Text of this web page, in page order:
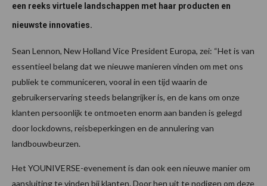
een reeks virtuele landschappen met haar producten en
nieuwste innovaties.
Sean Lennon, New Holland Vice President Europa, zei: “Het is van
essentieel belang dat we nieuwe manieren vinden om met ons
publiek te communiceren, vooral in een tijd waarin de
gebruikerservaring steeds belangrijker is, en de kans om onze
klanten persoonlijk te ontmoeten enorm aan banden is gelegd
door lockdowns, reisbeperkingen en de annulering van
landbouwbeurzen.
Het YOUNIVERSE-evenement is dan ook een nieuwe manier om
aansluiting te vinden bij klanten. Door hen uit te nodigen om deze